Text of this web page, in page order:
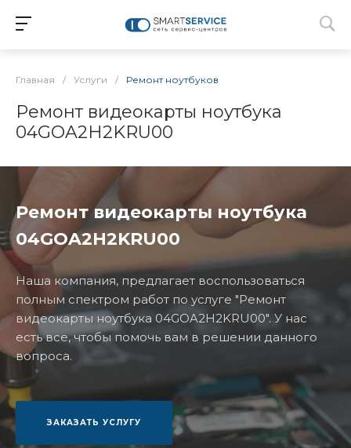
Главная / Услуги / Ремонт ноутбуков
Ремонт видеокарты ноутбука
04GOA2H2KRU00
Ремонт видеокарты ноутбука
04GOA2H2KRU00
Наша компания, предлагает воспользоваться
полным спектром работ по услуге "Ремонт
видеокарты ноутбука 04GOA2H2KRU00". У нас
есть все, чтобы помочь вам в решении данного
вопроса.
ЗАКАЗАТЬ УСЛУГУ